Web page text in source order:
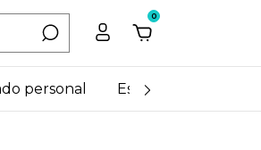
0
personal Estilo de vida